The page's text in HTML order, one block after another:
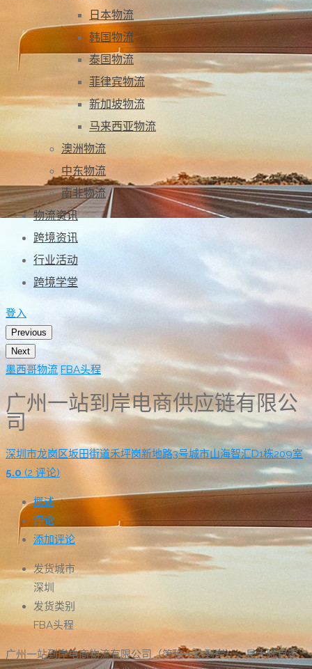
日本物流
韩国物流
泰国物流
菲律宾物流
新加坡物流
马来西亚物流
澳洲物流
中东物流
南非物流
物流资讯
跨境资讯
行业活动
跨境学堂
登入
Previous
Next
墨西哥物流 FBA头程
广州一站到岸电商供应链有限公
司
深圳市龙岗区坂田街道禾坪岗新地路3号城市山海智汇D1栋209室
5.0 (2 评论)
概述
评论
添加评论
发货城市
深圳
发货类别
FBA头程
广州一站到岸电商物流有限公司（简称一站到岸），是大陆首家